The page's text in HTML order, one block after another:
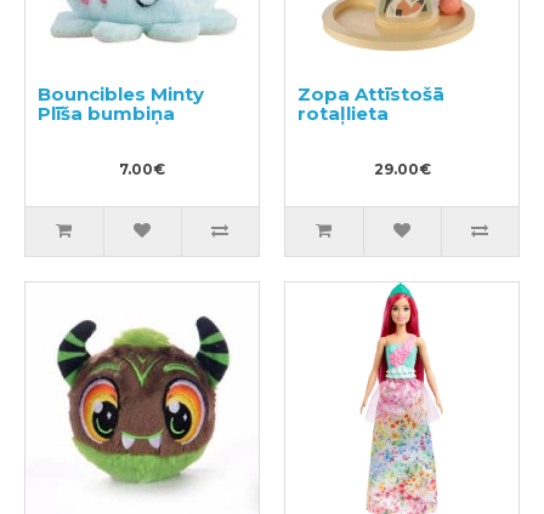
Bouncibles Minty
Plīša bumbiņa
7.00€
Zopa Attīstošā
rotaļlieta
29.00€